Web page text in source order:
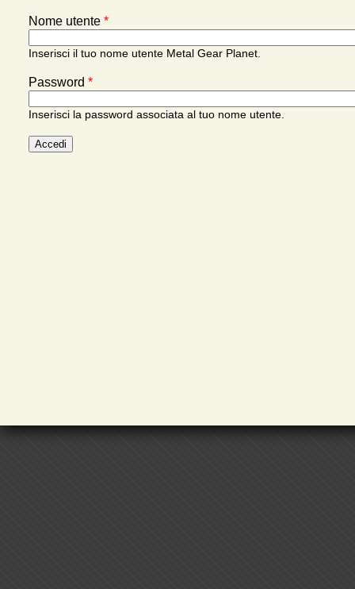
Nome utente *
Inserisci il tuo nome utente Metal Gear Planet.
Password *
Inserisci la password associata al tuo nome utente.